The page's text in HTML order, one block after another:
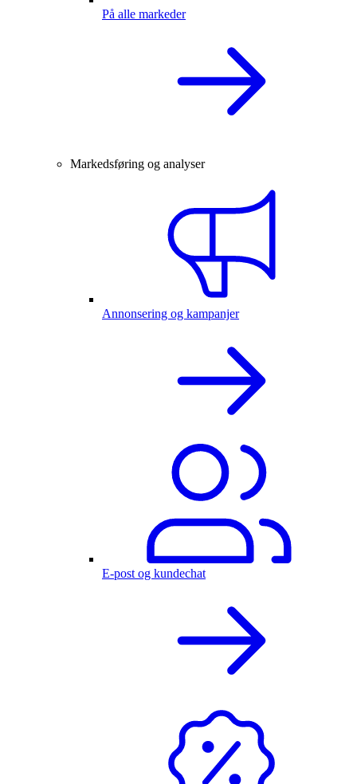
På alle markeder
Markedsføring og analyser
Annonsering og kampanjer
E-post og kundechat